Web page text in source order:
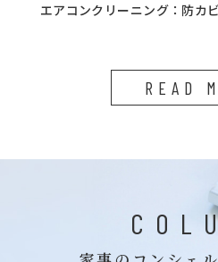
エアコンクリーニング：防カ
READ